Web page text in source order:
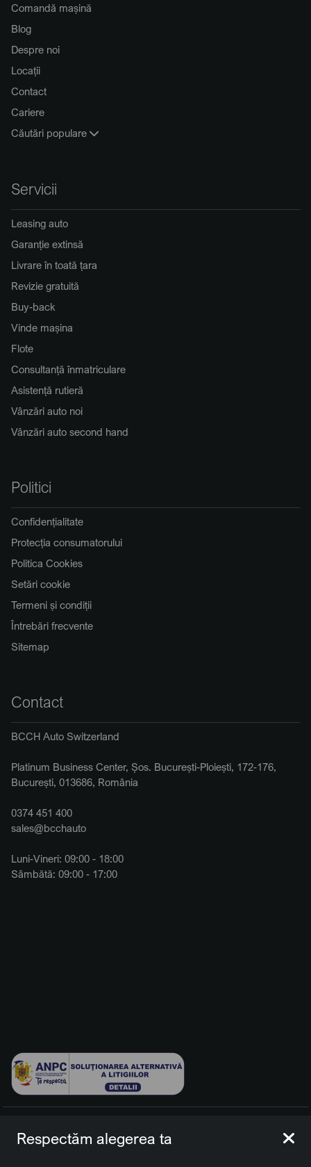
Comandă mașină
Blog
Despre noi
Locații
Contact
Cariere
Căutări populare
Servicii
Leasing auto
Garanție extinsă
Livrare în toată țara
Revizie gratuită
Buy-back
Vinde mașina
Flote
Consultanță înmatriculare
Asistență rutieră
Vânzări auto noi
Vânzări auto second hand
Politici
Confidențialitate
Protecția consumatorului
Politica Cookies
Setări cookie
Termeni și condiții
Întrebări frecvente
Sitemap
Contact
BCCH Auto Switzerland
Platinum Business Center, Șos. București-Ploiești, 172-176,
București, 013686, România
0374 451 400
sales@bcchauto
Luni-Vineri: 09:00 - 18:00
Sâmbătă: 09:00 - 17:00
rezervate.
Respectăm alegerea ta